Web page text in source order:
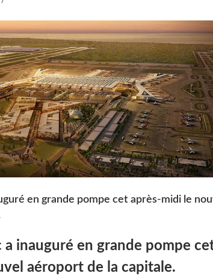
en grande pompe cet après-midi le
a inauguré en grande pompe
aéroport de la capitale.